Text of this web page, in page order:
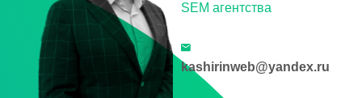
SEM агентства
kashirinweb@yandex.ru